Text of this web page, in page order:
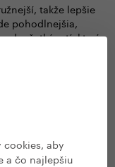
cookies, aby
a čo najlepšiu
takže lepšie
pohodlnejšia,
tí, ktorí
vám urobí aj jeho